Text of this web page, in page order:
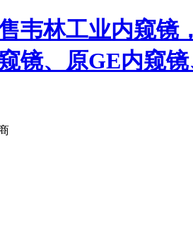
韦林工业内窥镜
镜、原GE内窥